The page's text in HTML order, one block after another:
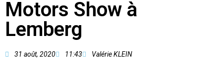
Motors Show à
Lemberg
31 août, 2020 11:43 Valérie KLEIN